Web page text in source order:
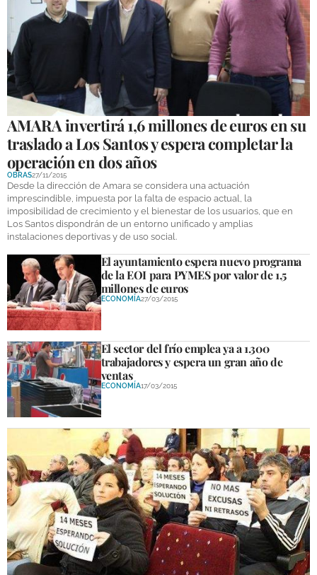
AMARA invertirá 1,6 millones de euros en su
traslado a Los Santos y espera completar la
operación en dos años
OBRAS27/11/2015
Desde la dirección de Amara se considera una actuación
imprescindible, impuesta por la falta de espacio actual, la
imposibilidad de crecimiento y el bienestar de los usuarios, que en
Los Santos dispondrán de un entorno unificado y amplias
instalaciones deportivas y de uso social.
El ayuntamiento espera nuevo programa
de la EOI para PYMES por valor de 1,5
millones de euros
ECONOMÍA27/03/2015
El sector del frío emplea ya a 1.300
trabajadores y espera un gran año de
ventas
ECONOMÍA17/03/2015